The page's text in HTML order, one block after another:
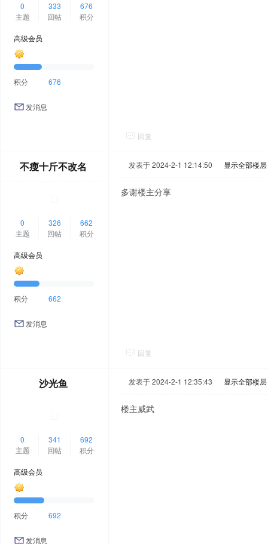
0
主题
333
回帖
676
积分
高级会员
积分 676
发消息
回复
不瘦十斤不改名
0
主题
326
回帖
662
积分
高级会员
积分 662
发消息
发表于 2024-2-1 12:14:50 显示全部楼层
多谢楼主分享
回复
沙光鱼
0
主题
341
回帖
692
积分
高级会员
积分 692
发消息
发表于 2024-2-1 12:35:43 显示全部楼层
楼主威武